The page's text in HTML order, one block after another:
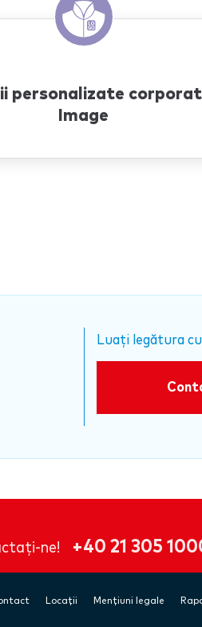
personalizate
Image
Luați legătura
ne! +40 21 305
Locații Menţiuni legale